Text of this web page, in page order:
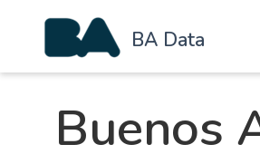
BA Data
Buenos